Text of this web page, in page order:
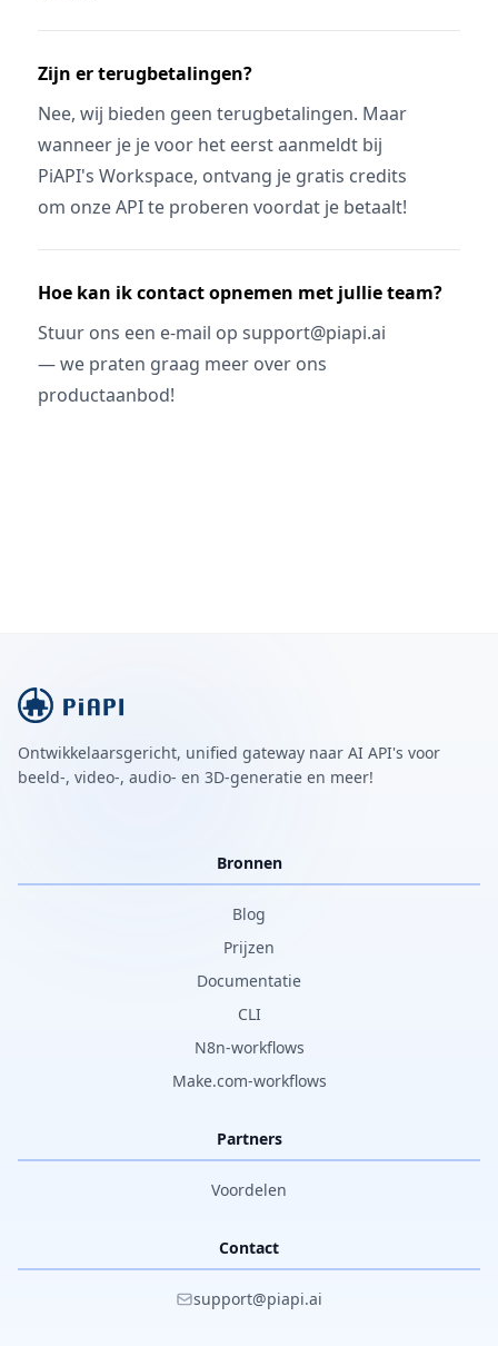
Zijn er terugbetalingen?
Nee, wij bieden geen terugbetalingen. Maar
wanneer je je voor het eerst aanmeldt bij
PiAPI's Workspace, ontvang je gratis credits
om onze API te proberen voordat je betaalt!
Hoe kan ik contact opnemen met jullie team?
Stuur ons een e-mail op support@piapi.ai
— we praten graag meer over ons
productaanbod!
Ontwikkelaarsgericht, unified gateway naar AI API's voor
beeld-, video-, audio- en 3D-generatie en meer!
Bronnen
Blog
Prijzen
Documentatie
CLI
N8n-workflows
Make.com-workflows
Partners
Voordelen
Contact
support@piapi.ai